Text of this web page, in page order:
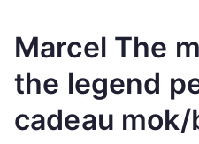
Marcel The
the legend
cadeau